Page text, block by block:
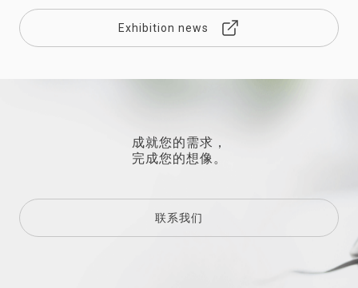
Exhibition news
成就您的需求，
完成您的想像。
联系我们